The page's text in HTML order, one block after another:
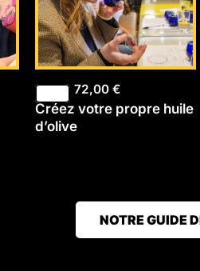
72,00 €
Créez votre propre huile
d’olive
NOTRE GUIDE